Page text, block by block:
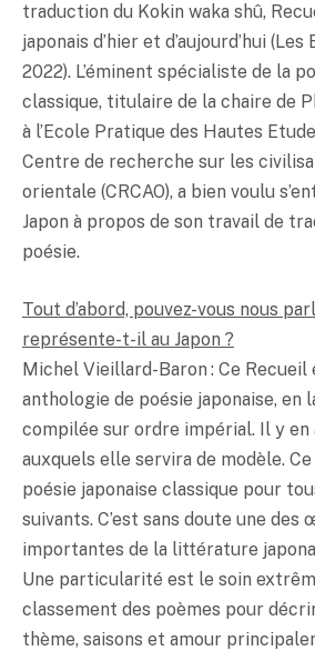
traduction du Kokin waka shû,
japonais d’hier et d’aujourd’hui
2022). L’éminent spécialiste de la
classique, titulaire de la chaire de
à l’Ecole Pratique des Hautes
Centre de recherche sur les
orientale (CRCAO), a bien voulu
Japon à propos de son travail de
poésie.
Tout d’abord, pouvez-vous nous
représente-t-il au Japon ?
Michel Vieillard-Baron : Ce
anthologie de poésie japonaise, en
compilée sur ordre impérial. Il y en
auxquels elle servira de modèle.
poésie japonaise classique pour
suivants. C’est sans doute une des
importantes de la littérature
Une particularité est le soin
classement des poèmes pour
thème, saisons et amour